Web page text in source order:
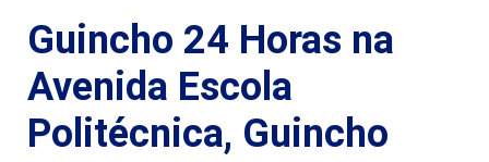
Guincho 24 Horas na
Avenida Escola
Politécnica, Guincho